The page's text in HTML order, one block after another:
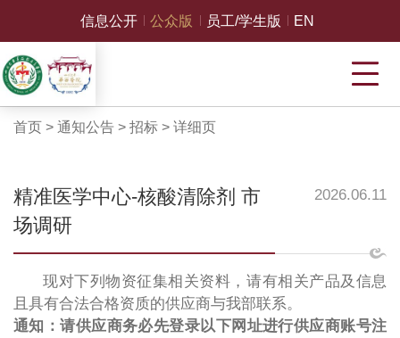
信息公开 公众版 员工/学生版 EN
首页 > 通知公告> 招标> 详细页
精准医学中心-核酸清除剂 市
场调研
2026.06.11
现对下列物资征集相关资料，请有相关产品及信息
且具有合法合格资质的供应商与我部联系。
通知：请供应商务必先登录以下网址进行供应商账号注